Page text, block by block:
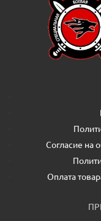
Согласие на
Оплата